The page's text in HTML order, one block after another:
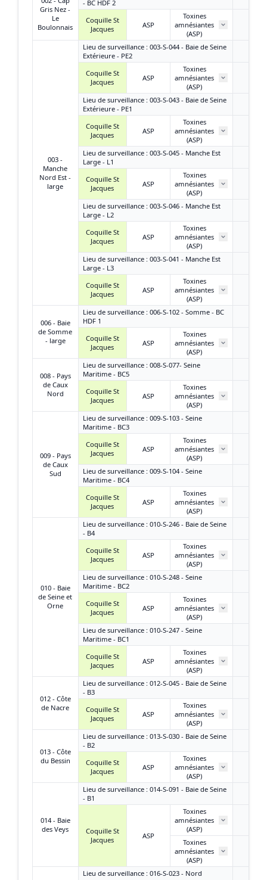
Gris Nez -
Le
Boulonnais
- BC HDF 2
Coquille St
Jacques
ASP
Toxines
amnésiantes
(ASP)
003 -
Manche
Nord Est -
large
Lieu de surveillance : 003-S-044 - Baie de Seine
Extérieure - PE2
Coquille St
Jacques
ASP
Toxines
amnésiantes
(ASP)
Lieu de surveillance : 003-S-043 - Baie de Seine
Extérieure - PE1
Coquille St
Jacques
ASP
Toxines
amnésiantes
(ASP)
Lieu de surveillance : 003-S-045 - Manche Est
Large - L1
Coquille St
Jacques
ASP
Toxines
amnésiantes
(ASP)
Lieu de surveillance : 003-S-046 - Manche Est
Large - L2
Coquille St
Jacques
ASP
Toxines
amnésiantes
(ASP)
Lieu de surveillance : 003-S-041 - Manche Est
Large - L3
Coquille St
Jacques
ASP
Toxines
amnésiantes
(ASP)
006 - Baie
de Somme
- large
Lieu de surveillance : 006-S-102 - Somme - BC
HDF 1
Coquille St
Jacques
ASP
Toxines
amnésiantes
(ASP)
008 - Pays
de Caux
Nord
Lieu de surveillance : 008-S-077- Seine
Maritime - BC5
Coquille St
Jacques
ASP
Toxines
amnésiantes
(ASP)
009 - Pays
de Caux
Sud
Lieu de surveillance : 009-S-103 - Seine
Maritime - BC3
Coquille St
Jacques
ASP
Toxines
amnésiantes
(ASP)
Lieu de surveillance : 009-S-104 - Seine
Maritime - BC4
Coquille St
Jacques
ASP
Toxines
amnésiantes
(ASP)
010 - Baie
de Seine et
Orne
Lieu de surveillance : 010-S-246 - Baie de Seine
- B4
Coquille St
Jacques
ASP
Toxines
amnésiantes
(ASP)
Lieu de surveillance : 010-S-248 - Seine
Maritime - BC2
Coquille St
Jacques
ASP
Toxines
amnésiantes
(ASP)
Lieu de surveillance : 010-S-247 - Seine
Maritime - BC1
Coquille St
Jacques
ASP
Toxines
amnésiantes
(ASP)
012 - Côte
de Nacre
Lieu de surveillance : 012-S-045 - Baie de Seine
- B3
Coquille St
Jacques
ASP
Toxines
amnésiantes
(ASP)
013 - Côte
du Bessin
Lieu de surveillance : 013-S-030 - Baie de Seine
- B2
Coquille St
Jacques
ASP
Toxines
amnésiantes
(ASP)
014 - Baie
des Veys
Lieu de surveillance : 014-S-091 - Baie de Seine
- B1
Coquille St
Jacques
ASP
Toxines
amnésiantes
(ASP)
Toxines
amnésiantes
(ASP)
Lieu de surveillance : 016-S-023 - Nord